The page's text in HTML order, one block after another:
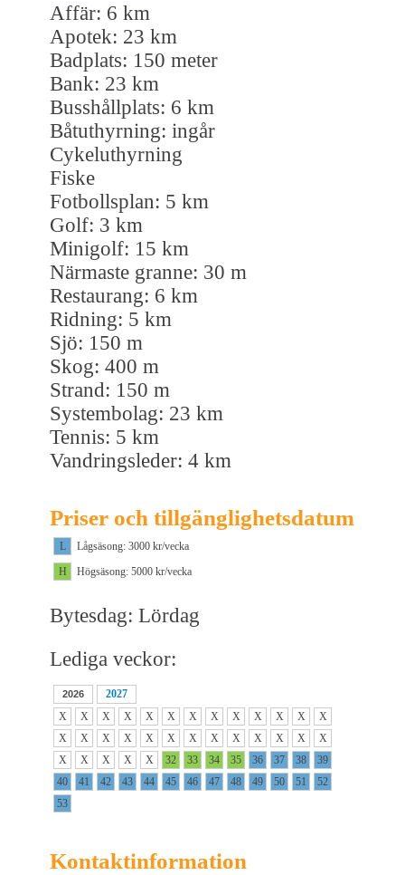
Affär: 6 km
Apotek: 23 km
Badplats: 150 meter
Bank: 23 km
Busshållplats: 6 km
Båtuthyrning: ingår
Cykeluthyrning
Fiske
Fotbollsplan: 5 km
Golf: 3 km
Minigolf: 15 km
Närmaste granne: 30 m
Restaurang: 6 km
Ridning: 5 km
Sjö: 150 m
Skog: 400 m
Strand: 150 m
Systembolag: 23 km
Tennis: 5 km
Vandringsleder: 4 km
Priser och tillgänglighetsdatum
L
Lågsäsong: 3000 kr/vecka
H
Högsäsong: 5000 kr/vecka
Bytesdag: Lördag
Lediga veckor:
2026
2027
X
X X X X X X X X X X X
X
X
X X X X X X X X X X X
X
X
X X X X 32 33 34 35 36 37 38
39
40
41 42 43 44 45 46 47 48 49 50 51
52
53
Kontaktinformation